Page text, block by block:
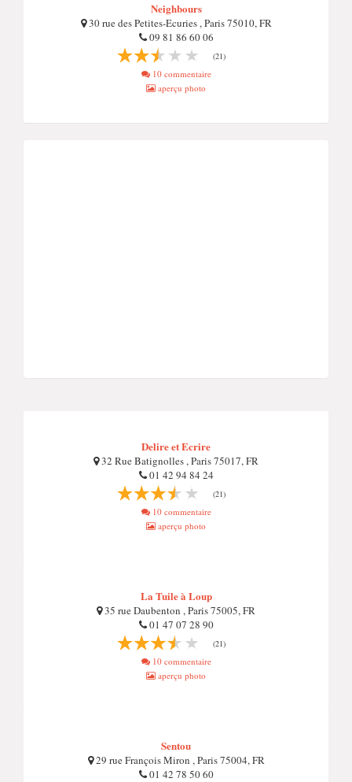
Neighbours
30 rue des Petites-Ecuries , Paris 75010, FR
09 81 86 60 06
(21)
10 commentaire
aperçu photo
Delire et Ecrire
32 Rue Batignolles , Paris 75017, FR
01 42 94 84 24
(21)
10 commentaire
aperçu photo
La Tuile à Loup
35 rue Daubenton , Paris 75005, FR
01 47 07 28 90
(21)
10 commentaire
aperçu photo
Sentou
29 rue François Miron , Paris 75004, FR
01 42 78 50 60